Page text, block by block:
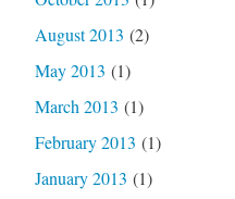
August 2013 (2)
May 2013 (1)
March 2013 (1)
February 2013 (1)
January 2013 (1)